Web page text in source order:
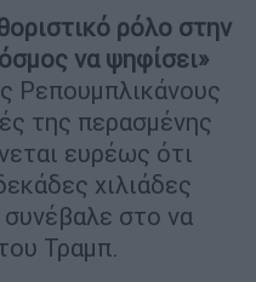
ρόλο στην
να ψηφίσει»
Ρεπουμπλικάνους
της περασμένης
ευρέως ότι
χιλιάδες
στο να
Τραμπ.